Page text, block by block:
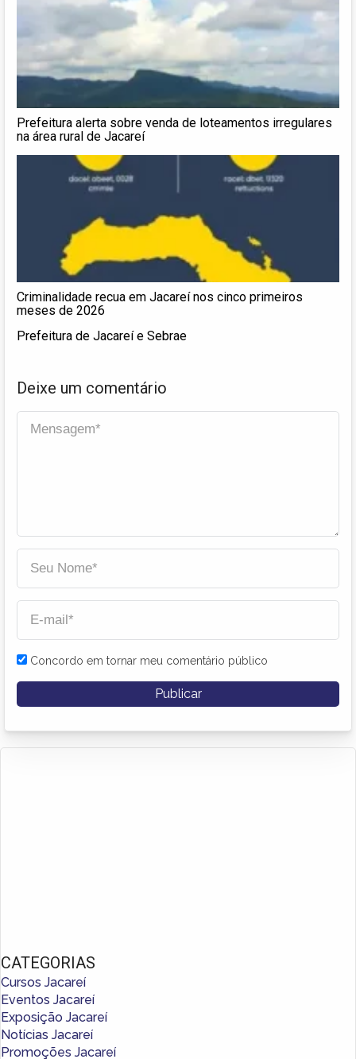
Prefeitura alerta sobre venda de loteamentos irregulares
na área rural de Jacareí
Criminalidade recua em Jacareí nos cinco primeiros
meses de 2026
Prefeitura de Jacareí e Sebrae
Deixe um comentário
Concordo em tornar meu comentário público
CATEGORIAS
Cursos Jacareí
Eventos Jacareí
Exposição Jacareí
Notícias Jacareí
Promoções Jacareí